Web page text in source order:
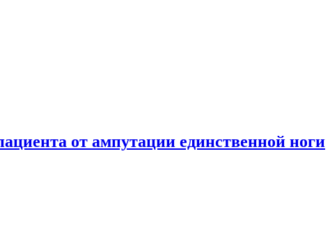
от ампутации единственной ноги